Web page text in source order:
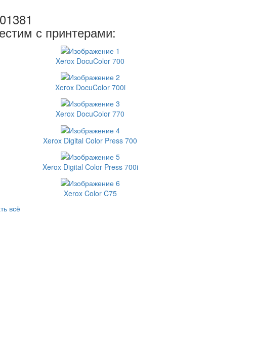
с принтерами:
Xerox DocuColor 700
Xerox DocuColor 700i
Xerox DocuColor 770
Xerox Digital Color Press 700
Xerox Digital Color Press 700i
Xerox Color C75
всё